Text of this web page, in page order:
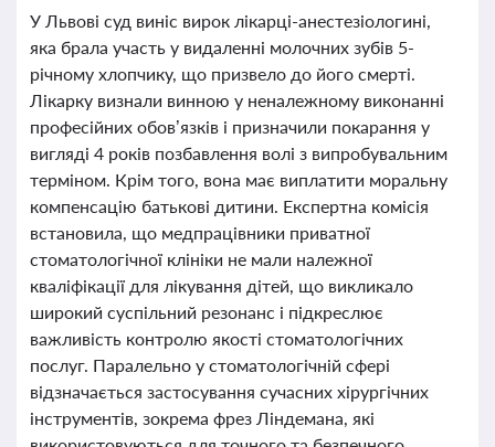
У Львові суд виніс вирок лікарці-анестезіологині,
яка брала участь у видаленні молочних зубів 5-
річному хлопчику, що призвело до його смерті.
Лікарку визнали винною у неналежному виконанні
професійних обов’язків і призначили покарання у
вигляді 4 років позбавлення волі з випробувальним
терміном. Крім того, вона має виплатити моральну
компенсацію батькові дитини. Експертна комісія
встановила, що медпрацівники приватної
стоматологічної клініки не мали належної
кваліфікації для лікування дітей, що викликало
широкий суспільний резонанс і підкреслює
важливість контролю якості стоматологічних
послуг. Паралельно у стоматологічній сфері
відзначається застосування сучасних хірургічних
інструментів, зокрема фрез Ліндемана, які